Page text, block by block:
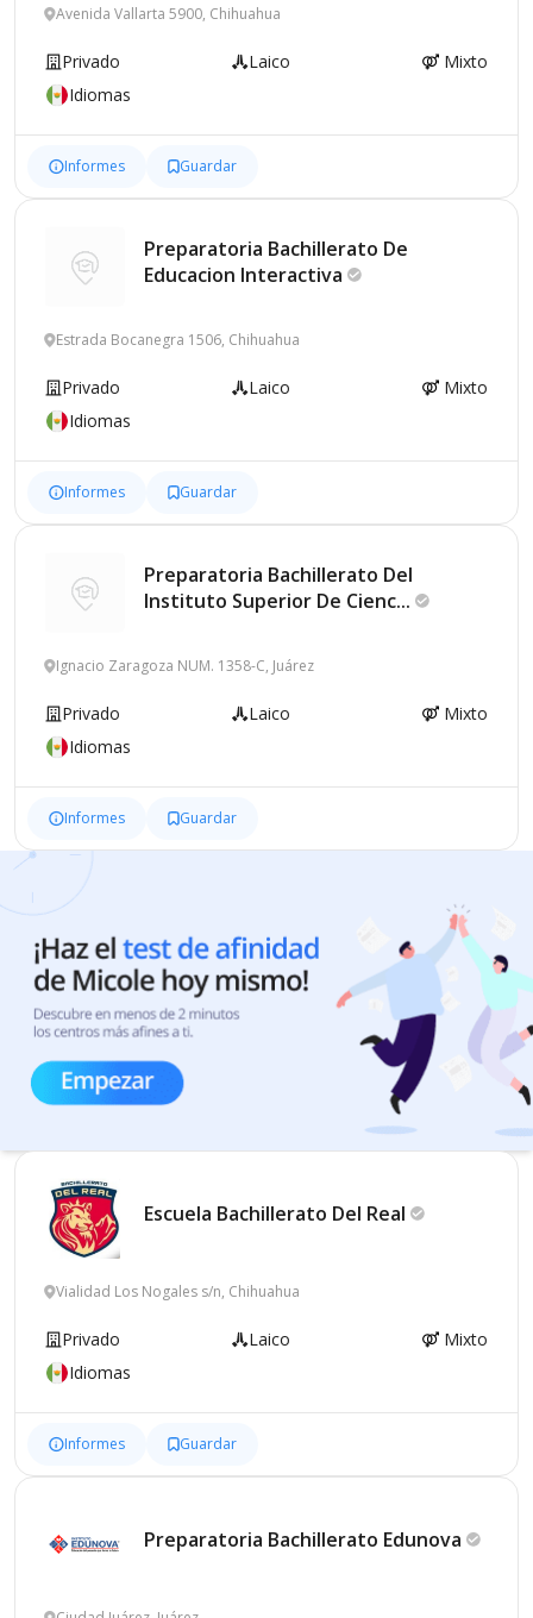
Avenida Vallarta 5900, Chihuahua
Privado Laico
Mixto
Idiomas
Informes Guardar
Preparatoria Bachillerato De
Educacion Interactiva
Estrada Bocanegra 1506, Chihuahua
Privado Laico
Mixto
Idiomas
Informes Guardar
Preparatoria Bachillerato Del
Instituto Superior De Cienc...
Ignacio Zaragoza NUM. 1358-C, Juárez
Privado Laico
Mixto
Idiomas
Informes Guardar
Escuela Bachillerato Del Real
Vialidad Los Nogales s/n, Chihuahua
Privado Laico
Mixto
Idiomas
Informes Guardar
Preparatoria Bachillerato Edunova